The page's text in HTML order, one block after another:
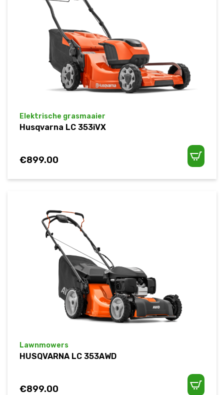
Elektrische grasmaaier
Husqvarna LC 353iVX
€899.00
Lawnmowers
HUSQVARNA LC 353AWD
€899.00